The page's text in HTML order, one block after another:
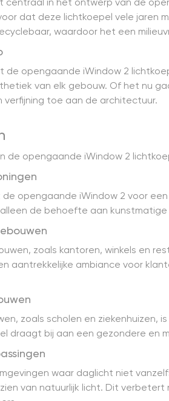
centraal in het ontwerp van de
dat deze lichtkoepel vele jaren
waardoor het een
de opengaande iWindow 2
van elk gebouw. Of het nu
verfijning toe aan de architectuur.
de opengaande iWindow 2
de opengaande iWindow 2 voor
de behoefte aan
zoals kantoren, winkels en
aantrekkelijke ambiance voor
zoals scholen en ziekenhuizen,
draagt bij aan een gezondere en
waar daglicht niet
van natuurlijk licht. Dit